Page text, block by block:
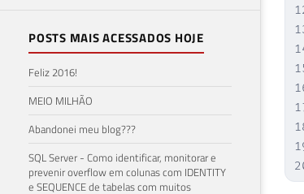
POSTS MAIS ACESSADOS HOJE
Feliz 2016!
MEIO MILHÃO
Abandonei meu blog???
SQL Server - Como identificar, monitorar e
prevenir overflow em colunas com IDENTITY
e SEQUENCE de tabelas com muitos